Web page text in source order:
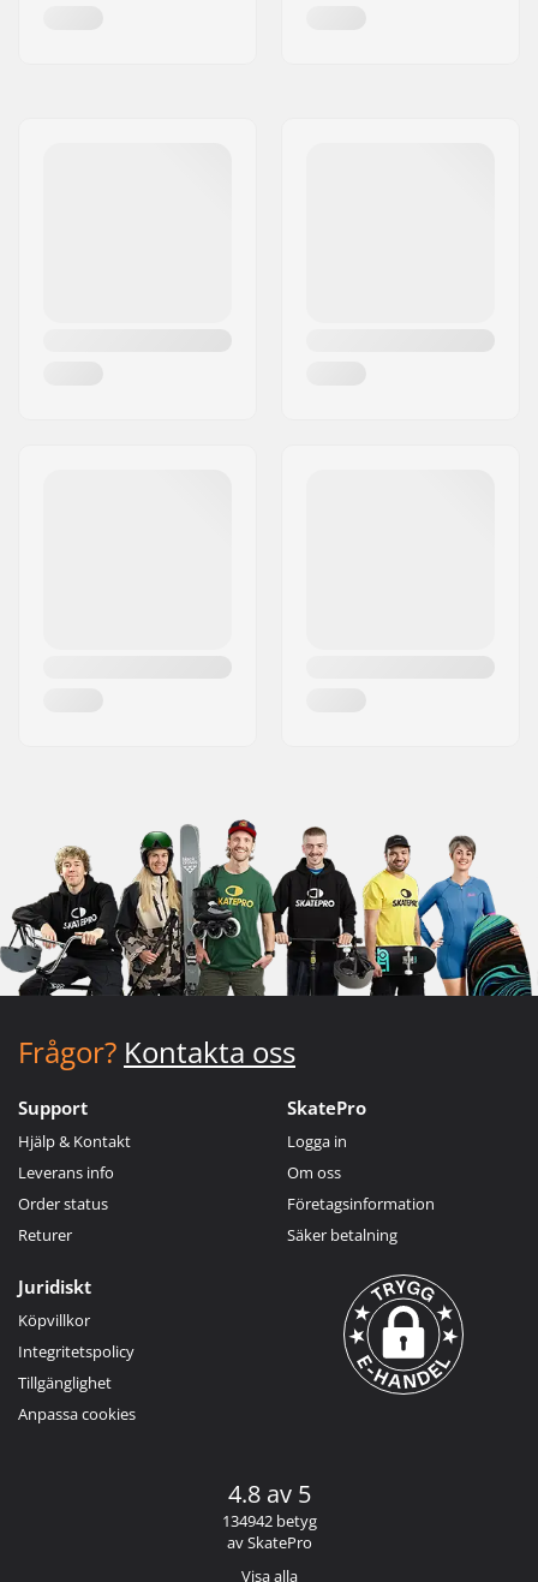
Frågor? Kontakta oss
Support
Hjälp & Kontakt
Leverans info
Order status
Returer
SkatePro
Logga in
Om oss
Företagsinformation
Säker betalning
Juridiskt
Köpvillkor
Integritetspolicy
Tillgänglighet
Anpassa cookies
4.8 av 5
134942 betyg
av SkatePro
Visa alla